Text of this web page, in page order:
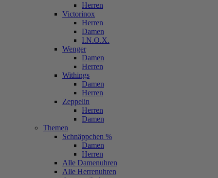
Herren
Victorinox
Herren
Damen
I.N.O.X.
Wenger
Damen
Herren
Withings
Damen
Herren
Zeppelin
Herren
Damen
Themen
Schnäppchen %
Damen
Herren
Alle Damenuhren
Alle Herrenuhren